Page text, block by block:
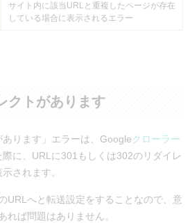
サイト内に該当URLと重複したページが存在
している場合に表示されるエラー
クトがあります
あります」エラーは、Googleクローラー
に、URLに301もしくは302のリダイレ
されます。
URLへと転送設定をすることなので、意
れば問題はありません。